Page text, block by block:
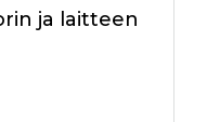
ja laitteen